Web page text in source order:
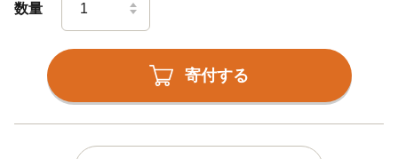
数量
寄付する